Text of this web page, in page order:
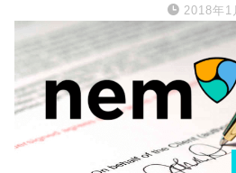
2018年1